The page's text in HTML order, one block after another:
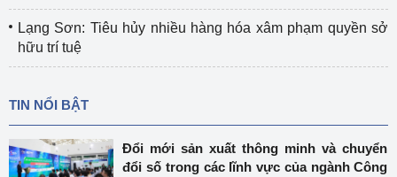
Lạng Sơn: Tiêu hủy nhiều hàng hóa xâm phạm quyền sở
hữu trí tuệ
TIN NỔI BẬT
Đổi mới sản xuất thông minh và chuyển
đổi số trong các lĩnh vực của ngành Công